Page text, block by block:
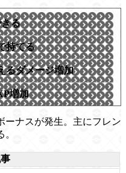
る
持てる
るダメージ増加
増加
ーナスが発生。主にフレン